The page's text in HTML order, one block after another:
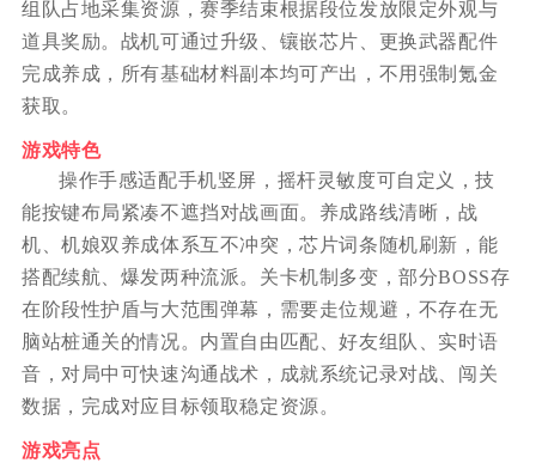
组队占地采集资源，赛季结束根据段位发放限定外观与
道具奖励。战机可通过升级、镶嵌芯片、更换武器配件
完成养成，所有基础材料副本均可产出，不用强制氪金
获取。
游戏特色
操作手感适配手机竖屏，摇杆灵敏度可自定义，技
能按键布局紧凑不遮挡对战画面。养成路线清晰，战
机、机娘双养成体系互不冲突，芯片词条随机刷新，能
搭配续航、爆发两种流派。关卡机制多变，部分BOSS存
在阶段性护盾与大范围弹幕，需要走位规避，不存在无
脑站桩通关的情况。内置自由匹配、好友组队、实时语
音，对局中可快速沟通战术，成就系统记录对战、闯关
数据，完成对应目标领取稳定资源。
游戏亮点